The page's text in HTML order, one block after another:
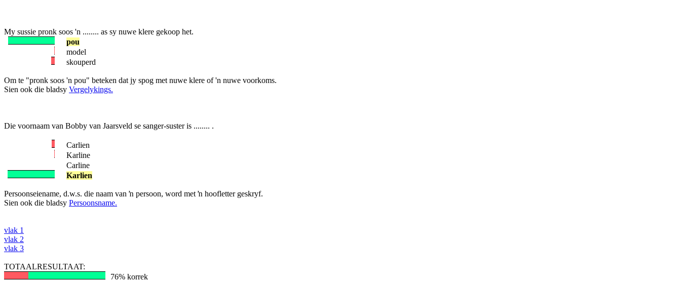
My sussie pronk soos 'n ........ as sy nuwe klere gekoop het.
pou
model
skouperd
Om te "pronk soos 'n pou" beteken dat jy spog met nuwe klere of 'n nuwe voorkoms.
Sien ook die bladsy Vergelykings.
Die voornaam van Bobby van Jaarsveld se sanger-suster is ........ .
Carlien
Karline
Carline
Karlien
Persoonseiename, d.w.s. die naam van ŉ persoon, word met ŉ hoofletter geskryf.
Sien ook die bladsy Persoonsname.
vlak 1
vlak 2
vlak 3
TOTAALRESULTAAT:
76% korrek